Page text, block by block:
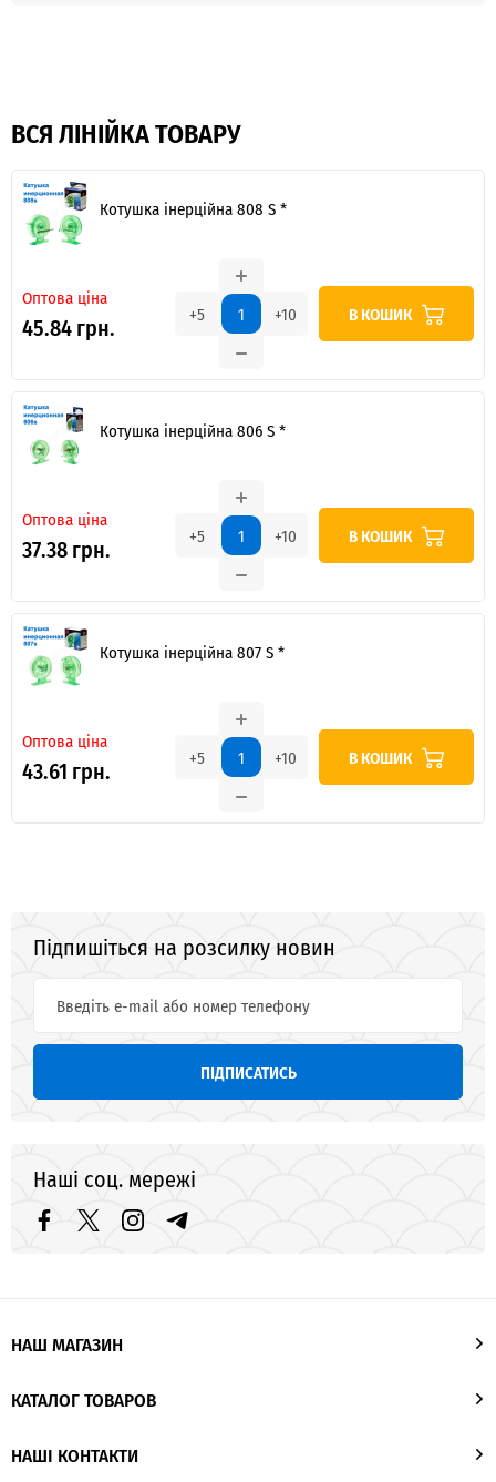
ВСЯ ЛІНІЙКА ТОВАРУ
Котушка інерційна 808 S *
Оптова ціна
45.84 грн. +5 +10 В КОШИК
Котушка інерційна 806 S *
Оптова ціна
37.38 грн. +5 +10 В КОШИК
Котушка інерційна 807 S *
Оптова ціна
43.61 грн. +5 +10 В КОШИК
Підпишіться на розсилку новин
ПІДПИСАТИСЬ
Наші соц. мережі
НАШ МАГАЗИН
КАТАЛОГ ТОВАРОВ
НАШІ КОНТАКТИ